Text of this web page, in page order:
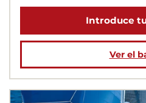
Introduce
Ver el